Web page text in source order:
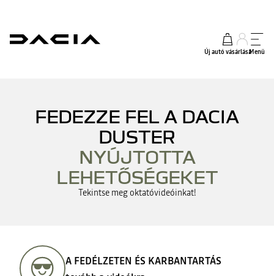
Új autó vásárlásaMenü
FEDEZZE FEL A DACIA
DUSTER
NYÚJTOTTA
LEHETŐSÉGEKET
Tekintse meg oktatóvideóinkat!
A FEDÉLZETEN ÉS KARBANTARTÁS